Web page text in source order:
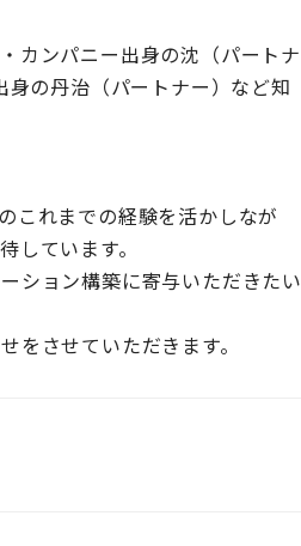
カンパニー出身の沈（パートナ
の丹治（パートナー）など知
これまでの経験を活かしなが
しています。
ション構築に寄与いただきたい
させていただきます。